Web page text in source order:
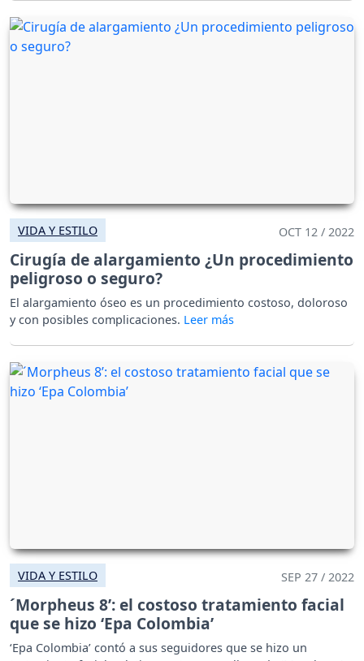
VIDA Y ESTILO OCT 12 / 2022
Cirugía de alargamiento ¿Un procedimiento
peligroso o seguro?
El alargamiento óseo es un procedimiento costoso, doloroso
y con posibles complicaciones.
VIDA Y ESTILO SEP 27 / 2022
´Morpheus 8’: el costoso tratamiento facial
que se hizo ‘Epa Colombia’
‘Epa Colombia’ contó a sus seguidores que se hizo un